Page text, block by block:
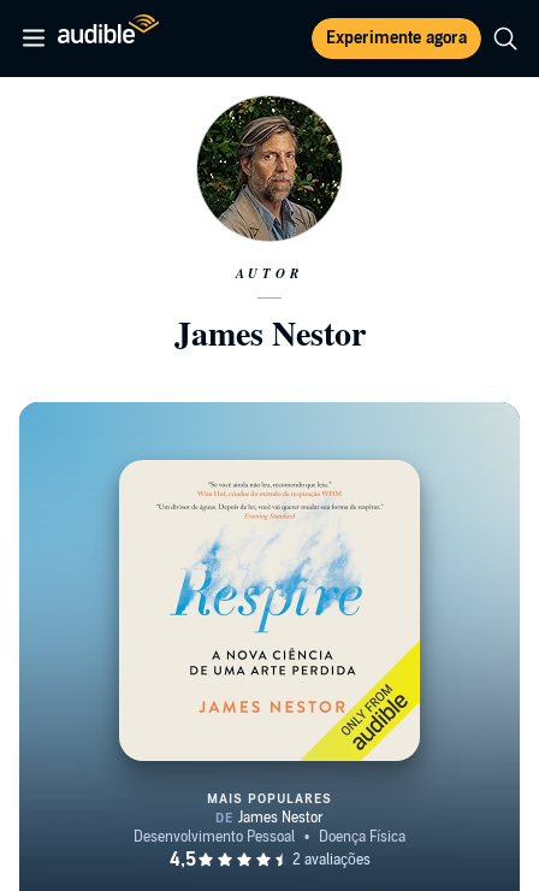
Experimente agora
AUTOR
James Nestor
Respire
MAIS POPULARES